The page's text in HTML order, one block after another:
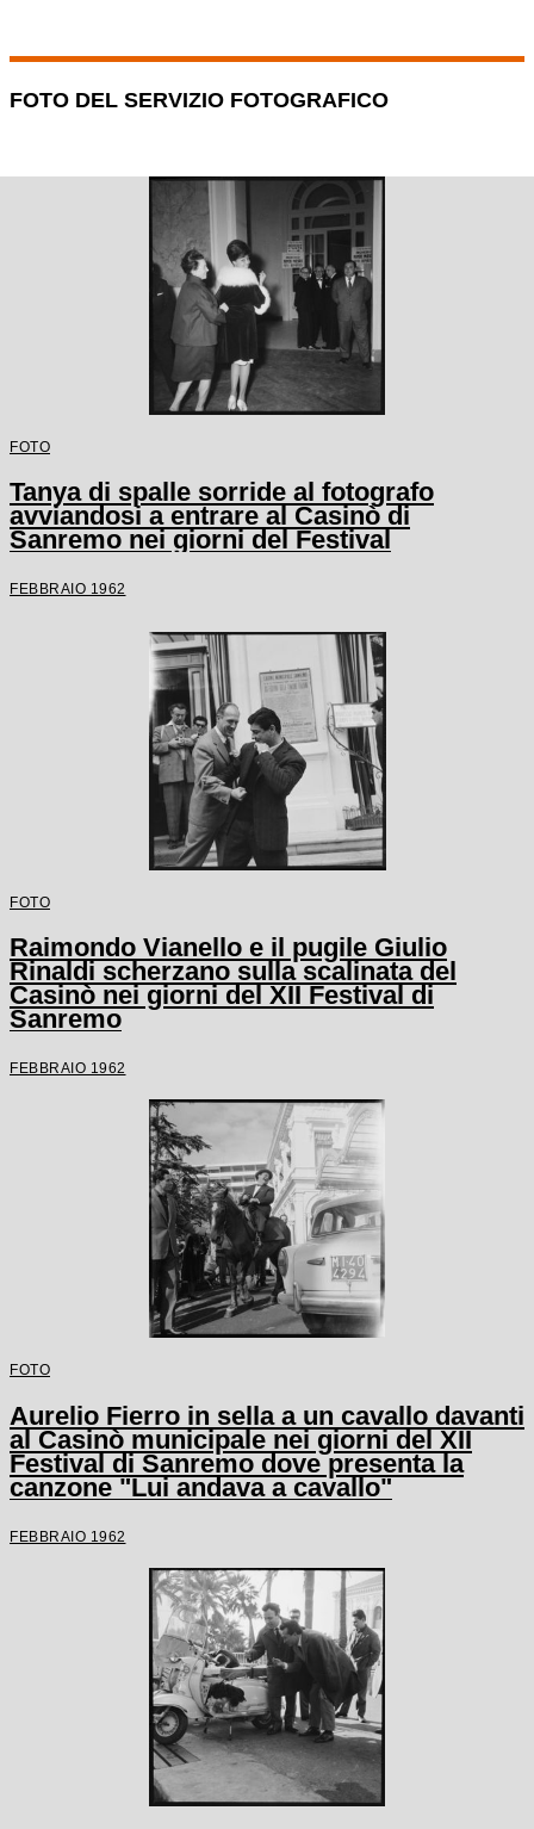
FOTO DEL SERVIZIO FOTOGRAFICO
FOTO
Tanya di spalle sorride al fotografo
avviandosi a entrare al Casinò di
Sanremo nei giorni del Festival
FEBBRAIO 1962
FOTO
Raimondo Vianello e il pugile Giulio
Rinaldi scherzano sulla scalinata del
Casinò nei giorni del XII Festival di
Sanremo
FEBBRAIO 1962
FOTO
Aurelio Fierro in sella a un cavallo davanti
al Casinò municipale nei giorni del XII
Festival di Sanremo dove presenta la
canzone "Lui andava a cavallo"
FEBBRAIO 1962